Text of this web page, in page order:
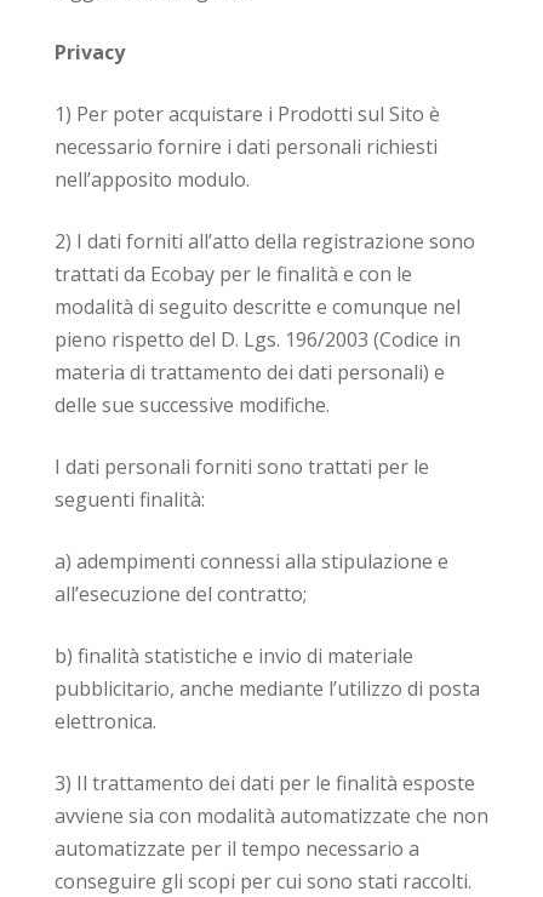
Privacy
1) Per poter acquistare i Prodotti sul Sito è
necessario fornire i dati personali richiesti
nell’apposito modulo.
2) I dati forniti all’atto della registrazione sono
trattati da Ecobay per le finalità e con le
modalità di seguito descritte e comunque nel
pieno rispetto del D. Lgs. 196/2003 (Codice in
materia di trattamento dei dati personali) e
delle sue successive modifiche.
I dati personali forniti sono trattati per le
seguenti finalità:
a) adempimenti connessi alla stipulazione e
all’esecuzione del contratto;
b) finalità statistiche e invio di materiale
pubblicitario, anche mediante l’utilizzo di posta
elettronica.
3) Il trattamento dei dati per le finalità esposte
avviene sia con modalità automatizzate che non
automatizzate per il tempo necessario a
conseguire gli scopi per cui sono stati raccolti.